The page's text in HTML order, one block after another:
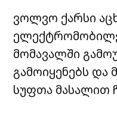
ვოლვო ქარსი
მომავალში
გამოიყენებს
სუფთა მასალით